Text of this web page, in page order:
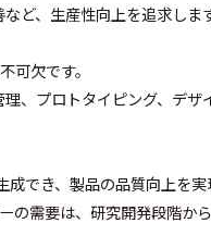
ど、生産性向上を追求します
可欠です。
、プロトタイピング、デ
でき、製品の品質向上を実
需要は、研究開発段階か